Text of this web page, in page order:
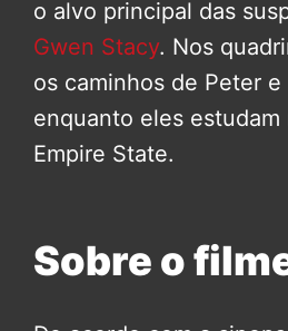
o alvo principal das
Gwen Stacy. Nos
os caminhos de Peter
enquanto eles estudam
Empire State.
Sobre o